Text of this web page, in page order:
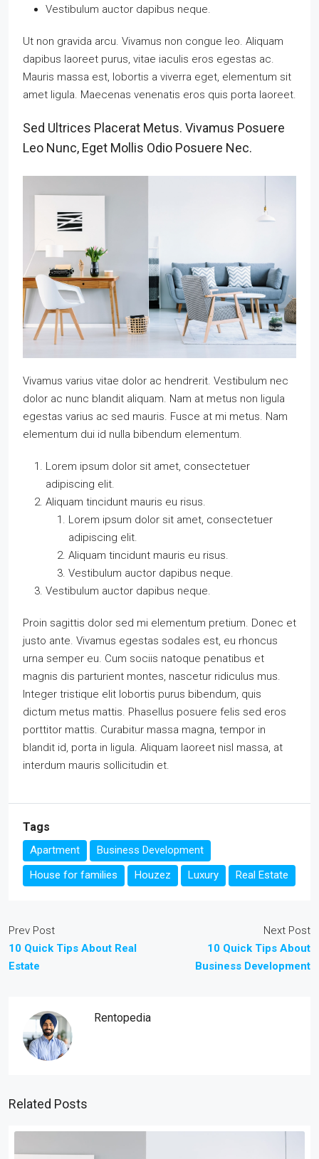
Vestibulum auctor dapibus neque.
Ut non gravida arcu. Vivamus non congue leo. Aliquam
dapibus laoreet purus, vitae iaculis eros egestas ac.
Mauris massa est, lobortis a viverra eget, elementum sit
amet ligula. Maecenas venenatis eros quis porta laoreet.
Sed Ultrices Placerat Metus. Vivamus Posuere
Leo Nunc, Eget Mollis Odio Posuere Nec.
Vivamus varius vitae dolor ac hendrerit. Vestibulum nec
dolor ac nunc blandit aliquam. Nam at metus non ligula
egestas varius ac sed mauris. Fusce at mi metus. Nam
elementum dui id nulla bibendum elementum.
Lorem ipsum dolor sit amet, consectetuer
adipiscing elit.
Aliquam tincidunt mauris eu risus.
Lorem ipsum dolor sit amet, consectetuer
adipiscing elit.
Aliquam tincidunt mauris eu risus.
Vestibulum auctor dapibus neque.
Vestibulum auctor dapibus neque.
Proin sagittis dolor sed mi elementum pretium. Donec et
justo ante. Vivamus egestas sodales est, eu rhoncus
urna semper eu. Cum sociis natoque penatibus et
magnis dis parturient montes, nascetur ridiculus mus.
Integer tristique elit lobortis purus bibendum, quis
dictum metus mattis. Phasellus posuere felis sed eros
porttitor mattis. Curabitur massa magna, tempor in
blandit id, porta in ligula. Aliquam laoreet nisl massa, at
interdum mauris sollicitudin et.
Tags
Apartment
Business Development
House for families
Houzez Luxury Real Estate
Prev Post
10 Quick Tips About Real
Estate
Next Post
10 Quick Tips About
Business Development
Rentopedia
Related Posts